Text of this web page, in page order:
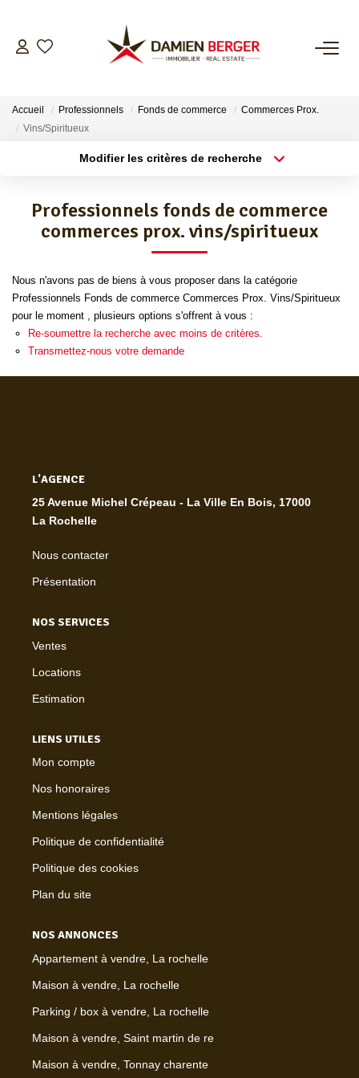
CONTACT
Accueil Professionnels Fonds de commerce
Commerces Prox.
Vins/Spiritueux
Modifier les critères de recherche
Budget max
Professionnels fonds de commerce
commerces prox. vins/spiritueux
Nous n'avons pas de biens à vous proposer dans la catégorie
Professionnels Fonds de commerce Commerces Prox. Vins/Spiritueux
pour le moment , plusieurs options s'offrent à vous :
Re-soumettre la recherche avec moins de critères.
Transmettez-nous votre demande
L'AGENCE
25 Avenue Michel Crépeau - La Ville En Bois, 17000
La Rochelle
Nous contacter
Présentation
NOS SERVICES
Ventes
Locations
Estimation
LIENS UTILES
Mon compte
Nos honoraires
Mentions légales
Politique de confidentialité
Politique des cookies
Plan du site
NOS ANNONCES
Appartement à vendre, La rochelle
Maison à vendre, La rochelle
Parking / box à vendre, La rochelle
Maison à vendre, Saint martin de re
Maison à vendre, Tonnay charente